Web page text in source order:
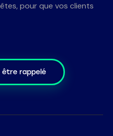
pour que vos clients
être rappelé